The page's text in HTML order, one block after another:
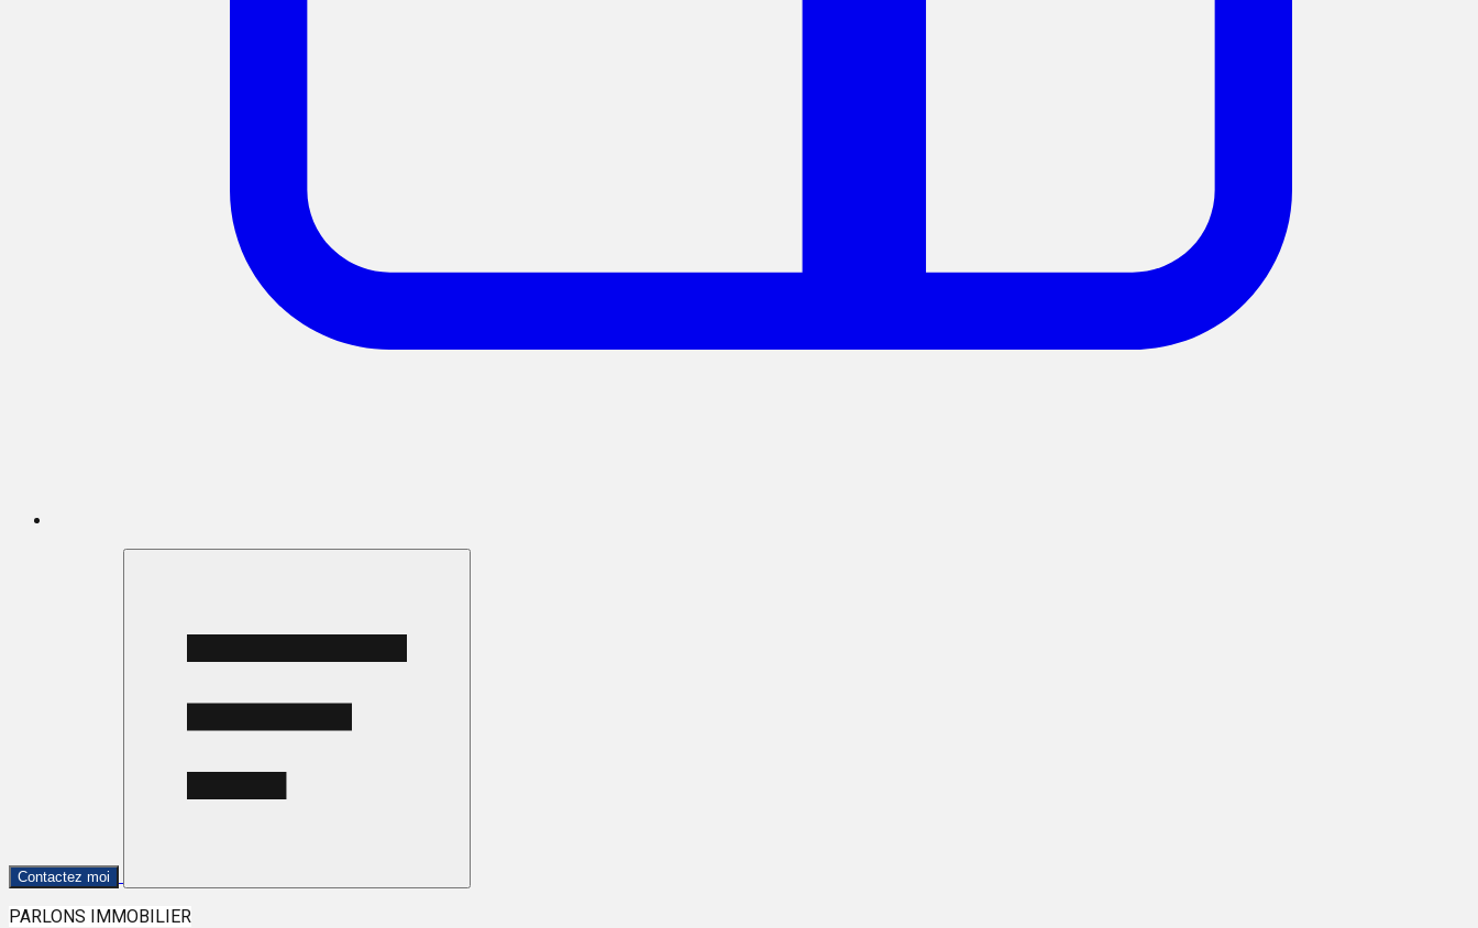
Contactez moi
PARLONS IMMOBILIER